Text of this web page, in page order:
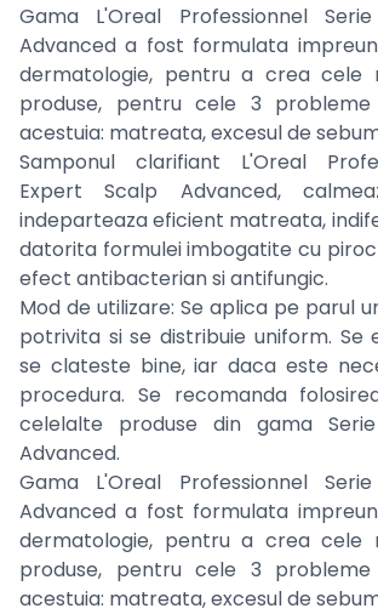
Gama L'Oreal Professionnel
Advanced a fost formulata
dermatologie, pentru a crea cele
produse, pentru cele 3
acestuia: matreata, excesul de
Samponul clarifiant L'Oreal
Expert Scalp Advanced,
indeparteaza eficient matreata,
datorita formulei imbogatite cu
efect antibacterian si antifungic.
Mod de utilizare: Se aplica pe parul
potrivita si se distribuie uniform. Se
se clateste bine, iar daca este
procedura. Se recomanda
celelalte produse din gama
Advanced.
Gama L'Oreal Professionnel
Advanced a fost formulata
dermatologie, pentru a crea cele
produse, pentru cele 3
acestuia: matreata, excesul de